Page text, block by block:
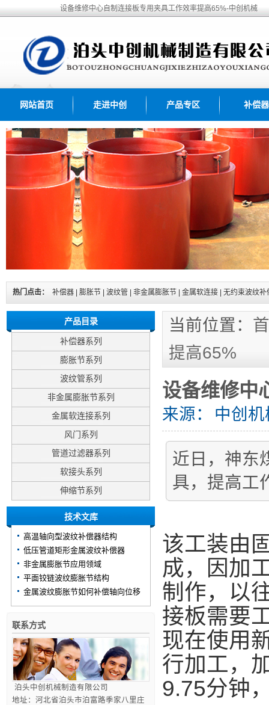
设备维修中心自制连接板专用夹具工作效率提高65%-中创机械
网站首页 走进中创 产品专区 补偿器
热门点击： 补偿器 膨胀节 波纹管 非金属膨胀节 金属软连接 无约束波纹补
当前位置：
提高65%
设备维修中
来源： 中创机
近日，神东
具，提高工
该工装由
成，因加
制作，以
接板需要
现在使用
行加工，
9.75分钟
产品目录
补偿器系列
膨胀节系列
波纹管系列
非金属膨胀节系列
金属软连接系列
风门系列
管道过滤器系列
软接头系列
伸缩节系列
技术文库
高温轴向型波纹补偿器结构
低压管道矩形金属波纹补偿器
非金属膨胀节应用领域
平面铰链波纹膨胀节结构
金属波纹膨胀节如何补偿轴向位移
联系方式
泊头中创机械制造有限公司
地址：河北省泊头市泊富路季家八里庄